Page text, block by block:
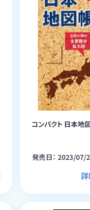
コンパクト 日本地
発売日： 2023/07/